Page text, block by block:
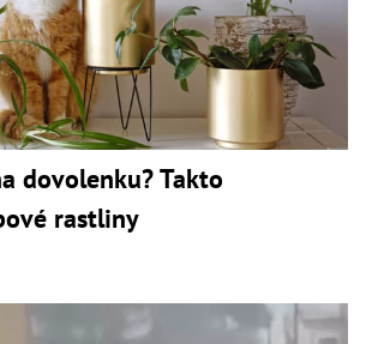
dovolenku? Takto
rastliny